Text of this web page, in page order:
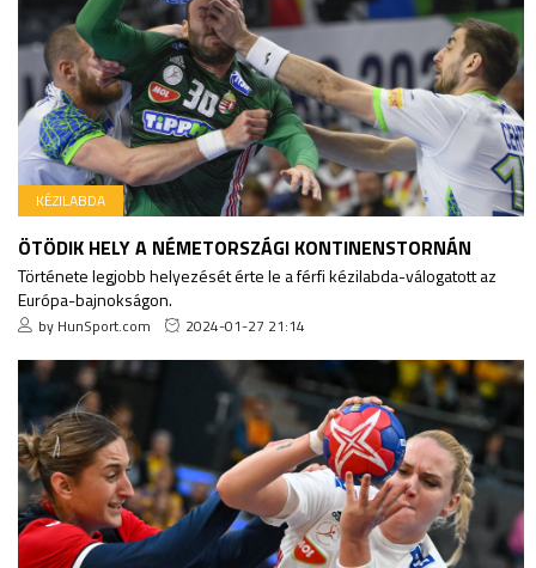
KÉZILABDA
ÖTÖDIK HELY A NÉMETORSZÁGI KONTINENSTORNÁN
Története legjobb helyezését érte le a férfi kézilabda-válogatott az
Európa-bajnokságon.
by HunSport.com 2024-01-27 21:14